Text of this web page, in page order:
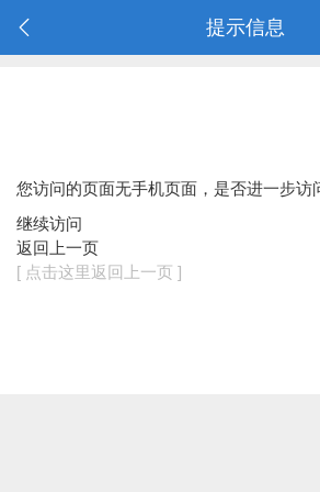
提示信息
您访问的页面无手机页面，是否进一步访
继续访问
返回上一页
[ 点击这里返回上一页 ]